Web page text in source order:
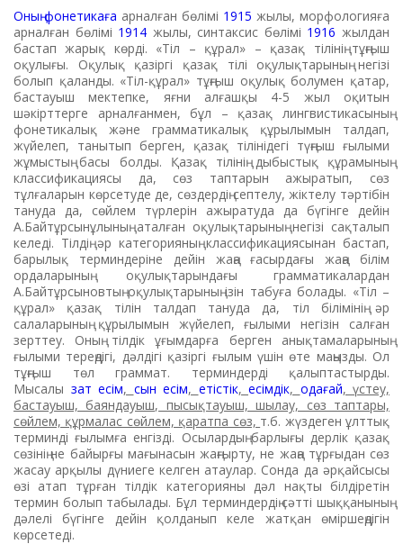
Оның фонетикаға арналған бөлімі 1915 жылы, морфологияға
арналған бөлімі 1914 жылы, синтаксис бөлімі 1916 жылдан
бастап жарық көрді. «Тіл – құрал» – қазақ тілінің тұңғыш
оқулығы. Оқулық қазіргі қазақ тілі оқулықтарының негізі
болып қаланды. «Тіл-құрал» тұңғыш оқулық болумен қатар,
бастауыш мектепке, яғни алғашқы 4-5 жыл оқитын
шәкірттерге арналғанмен, бұл – қазақ лингвистикасының
фонетикалық және грамматикалық құрылымын талдап,
жүйелеп, танытып берген, қазақ тілінідегі түңғыш ғылыми
жұмыстың басы болды. Қазақ тілінің дыбыстық құрамының
классификациясы да, сөз таптарын ажыратып, сөз
тұлғаларын көрсетуде де, сөздердің септелу, жіктелу тәртібін
тануда да, сөйлем түрлерін ажыратуда да бүгінге дейін
А.Байтұрсынұлының аталған оқулықтарының негізі сақталып
келеді. Тілдің әр категорияның классификациясынан бастап,
барылық терминдеріне дейін жаңа ғасырдағы жаңа білім
ордаларының оқулықтарындағы грамматикалардан
А.Байтұрсыновтың оқулықтарының ізін табуға болады. «Тіл –
құрал» қазақ тілін талдап тануда да, тіл білімінің әр
салаларының құрылымын жүйелеп, ғылыми негізін салған
зерттеу. Оның тілдік ұғымдарға берген анықтамаларының
ғылыми тереңдігі, дәлдігі қазіргі ғылым үшін өте маңызды. Ол
тұңғыш төл граммат. терминдерді қалыптастырды.
Мысалы зат есім, сын есім, етістік, есімдік, одағай, үстеу,
бастауыш, баяндауыш, пысықтауыш, шылау, сөз таптары,
сөйлем, құрмалас сөйлем, қаратпа сөз, т.б. жүздеген ұлттық
терминді ғылымға енгізді. Осылардың барлығы дерлік қазақ
сөзінің не байырғы мағынасын жаңғырту, не жаңа тұрғыдан сөз
жасау арқылы дүниеге келген атаулар. Сонда да әрқайсысы
өзі атап тұрған тілдік категорияны дәл нақты білдіретін
термин болып табылады. Бұл терминдердің сәтті шыққанының
дәлелі бүгінге дейін қолданып келе жатқан өміршеңдігін
көрсетеді.